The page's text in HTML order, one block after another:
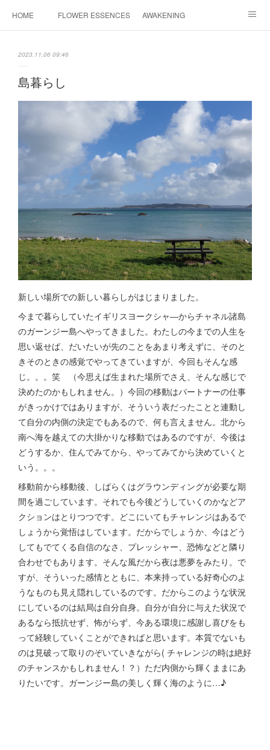
HOME FLOWER ESSENCES AWAKENING
INSTAGRAM
2023.11.06 09:46
島暮らし
新しい場所での新しい暮らしがはじまりました。
今まで暮らしていたイギリスヨークシャ―からチャネル諸島
のガーンジー島へやってきました。わたしの今までの人生を
思い返せば、だいたいが先のことをあまり考えずに、そのと
きそのときの感覚でやってきていますが、今回もそんな感
じ。。。笑 （今思えば生まれた場所でさえ、そんな感じで
決めたのかもしれません。）今回の移動はパートナーの仕事
がきっかけではありますが、そういう表だったことと連動し
て自分の内側の決定でもあるので、何も言えません。北から
南へ海を越えての大掛かりな移動ではあるのですが、今後は
どうするか、住んでみてから、やってみてから決めていくと
いう。。。
移動前から移動後、しばらくはグラウンディングが必要な期
間を過ごしています。それでも今後どうしていくのかなどア
クションはとりつつです。どこにいてもチャレンジはあるで
しょうから覚悟はしています。だからでしょうか、今はどう
してもでてくる自信のなさ、プレッシャー、恐怖などと隣り
合わせでもあります。そんな風だから夜は悪夢をみたり。で
すが、そういった感情とともに、本来持っている好奇心のよ
うなものも見え隠れしているのです。だからこのような状況
にしているのは結局は自分自身。自分が自分に与えた状況で
あるなら抵抗せず、怖がらず、今ある環境に感謝し喜びをも
って経験していくことができればと思います。本質でないも
のは見破って取りのぞいていきながら( チャレンジの時は絶好
のチャンスかもしれません！？）ただ内側から輝くままにあ
りたいです。ガーンジー島の美しく輝く海のように…♪